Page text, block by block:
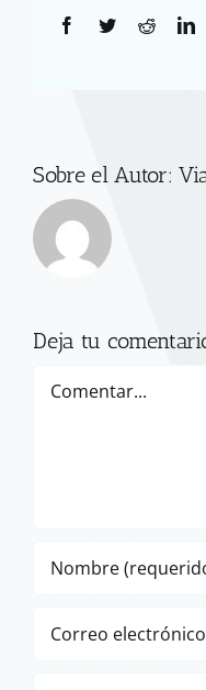
Facebook
TwitterReddit
Sobre el Autor:
Deja tu